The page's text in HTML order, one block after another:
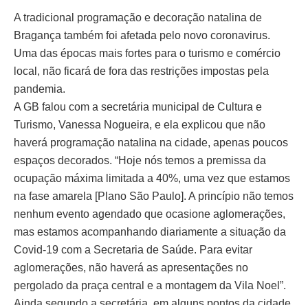
A tradicional programação e decoração natalina de
Bragança também foi afetada pelo novo coronavirus.
Uma das épocas mais fortes para o turismo e comércio
local, não ficará de fora das restrições impostas pela
pandemia.
A GB falou com a secretária municipal de Cultura e
Turismo, Vanessa Nogueira, e ela explicou que não
haverá programação natalina na cidade, apenas poucos
espaços decorados. “Hoje nós temos a premissa da
ocupação máxima limitada a 40%, uma vez que estamos
na fase amarela [Plano São Paulo]. A princípio não temos
nenhum evento agendado que ocasione aglomerações,
mas estamos acompanhando diariamente a situação da
Covid-19 com a Secretaria de Saúde. Para evitar
aglomerações, não haverá as apresentações no
pergolado da praça central e a montagem da Vila Noel”.